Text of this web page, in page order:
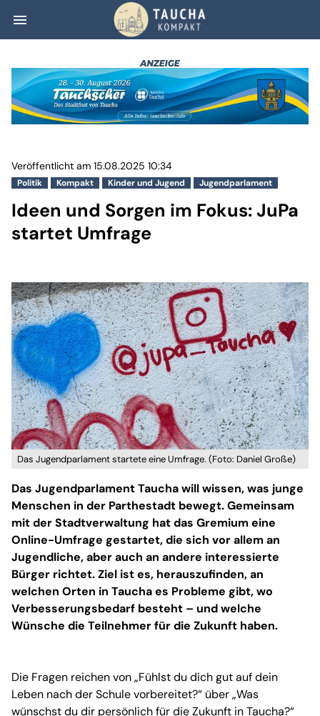
menu Ideen und
Politik Kompakt Kinder und Jugend Jugendparlament
Veröffentlicht am 15.08.2025 10:34
Ideen und Sorgen im Fokus: JuPa
startet Umfrage
Das Jugendparlament startete eine Umfrage. (Foto: Daniel Große)
Das Jugendparlament Taucha will wissen, was junge
Menschen in der Parthestadt bewegt. Gemeinsam
mit der Stadtverwaltung hat das Gremium eine
Online-Umfrage gestartet, die sich vor allem an
Jugendliche, aber auch an andere interessierte
Bürger richtet. Ziel ist es, herauszufinden, an
welchen Orten in Taucha es Probleme gibt, wo
Verbesserungsbedarf besteht – und welche
Wünsche die Teilnehmer für die Zukunft haben.
Die Fragen reichen von „Fühlst du dich gut auf dein
Leben nach der Schule vorbereitet?“ über „Was
wünschst du dir persönlich für die Zukunft in Taucha?“